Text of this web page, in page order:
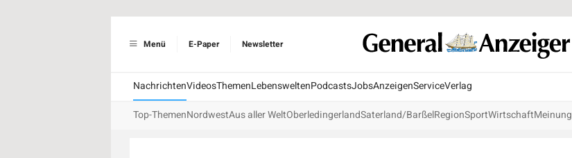
Menü E-Paper Newsletter
NachrichtenVideosThemenLebensweltenPodcastsJobsAnzeigenServiceVerlag
Top-ThemenNordwestAus aller WeltOberledingerlandSaterland/BarßelRegionSportWirtschaftMeinung